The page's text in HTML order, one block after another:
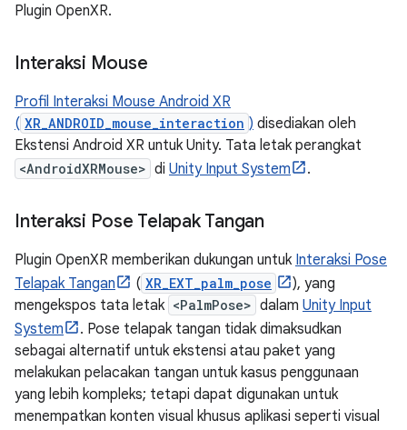
Plugin OpenXR.
Interaksi Mouse
Profil Interaksi Mouse Android XR
( XR_ANDROID_mouse_interaction ) disediakan oleh
Ekstensi Android XR untuk Unity. Tata letak perangkat
<AndroidXRMouse> di Unity Input System .
Interaksi Pose Telapak Tangan
Plugin OpenXR memberikan dukungan untuk Interaksi Pose
Telapak Tangan
( XR_EXT_palm_pose
), yang
mengekspos tata letak <PalmPose> dalam Unity Input
System
. Pose telapak tangan tidak dimaksudkan
sebagai alternatif untuk ekstensi atau paket yang
melakukan pelacakan tangan untuk kasus penggunaan
yang lebih kompleks; tetapi dapat digunakan untuk
menempatkan konten visual khusus aplikasi seperti visual